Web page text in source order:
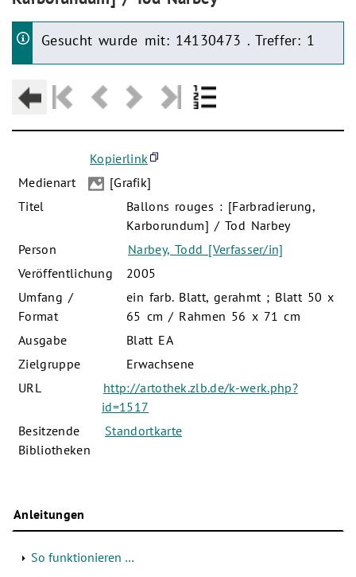
Gesucht wurde mit: 14130473 . Treffer: 1
Kopierlink
Medienart
[Grafik]
Titel
Ballons rouges : [Farbradierung,
Karborundum] / Tod Narbey
Person
Narbey, Todd [Verfasser/in]
Veröffentlichung
2005
Umfang /
Format
ein farb. Blatt, gerahmt ; Blatt 50 x
65 cm / Rahmen 56 x 71 cm
Ausgabe
Blatt EA
Zielgruppe
Erwachsene
URL
http://artothek.zlb.de/k-werk.php?
id=1517
Besitzende
Bibliotheken
Standortkarte
Anleitungen
So funktionieren …